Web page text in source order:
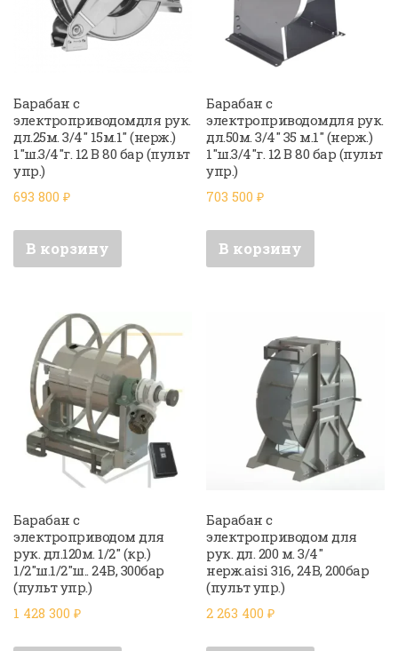
Барабан с
электроприводомдля рук.
дл.25м. 3/4″ 15м.1″ (нерж.)
1″ш.3/4″г. 12 В 80 бар (пульт
упр.)
693 800 ₽
В корзину
Барабан с
электроприводомдля рук.
дл.50м. 3/4″ 35 м.1″ (нерж.)
1″ш.3/4″г. 12 В 80 бар (пульт
упр.)
703 500₽
В корзину
Барабан с
электроприводом для
рук. дл.120м. 1/2″ (кр.)
1/2″ш.1/2″ш.. 24В, 300бар
(пульт упр.)
1 428 300 ₽
Барабан с
электроприводом для
рук. дл. 200 м. 3/4″
нерж.aisi 316, 24В, 200бар
(пульт упр.)
2 263 400₽